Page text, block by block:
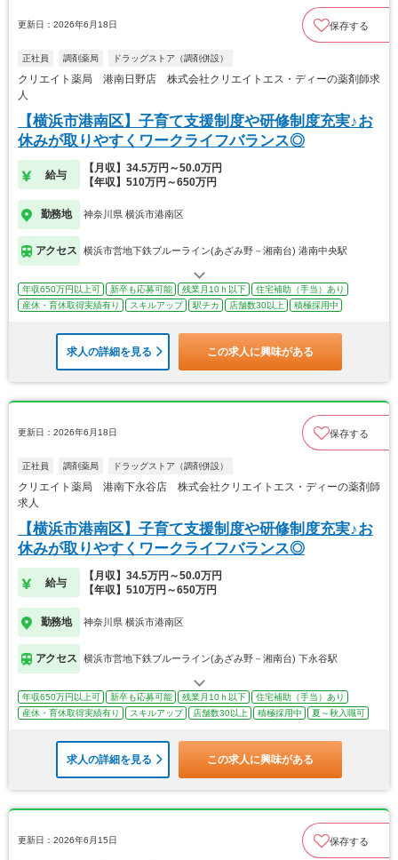
更新日：2026年6月18日 保存する
正社員 調剤薬局 ドラッグストア（調剤併設）
クリエイト薬局 港南日野店 株式会社クリエイトエス・ディーの薬剤師求
人
【横浜市港南区】子育て支援制度や研修制度充実♪お
休みが取りやすくワークライフバランス◎
給与
【月収】34.5万円～50.0万円
【年収】510万円～650万円
勤務地 神奈川県 横浜市港南区
アクセス 横浜市営地下鉄ブルーライン(あざみ野－湘南台) 港南中央駅
年収650万円以上可 新卒も応募可能 残業月10ｈ以下
住宅補助（手当）あり
産休・育休取得実績有り
スキルアップ 駅チカ 店舗数30以上 積極採用中
求人の詳細を見る この求人に興味がある
更新日：2026年6月18日 保存する
正社員 調剤薬局 ドラッグストア（調剤併設）
クリエイト薬局 港南下永谷店 株式会社クリエイトエス・ディーの薬剤師
求人
【横浜市港南区】子育て支援制度や研修制度充実♪お
休みが取りやすくワークライフバランス◎
給与
【月収】34.5万円～50.0万円
【年収】510万円～650万円
勤務地 神奈川県 横浜市港南区
アクセス 横浜市営地下鉄ブルーライン(あざみ野－湘南台) 下永谷駅
年収650万円以上可 新卒も応募可能 残業月10ｈ以下
住宅補助（手当）あり
産休・育休取得実績有り
スキルアップ 店舗数30以上 積極採用中 夏～秋入職可
求人の詳細を見る この求人に興味がある
更新日：2026年6月15日 保存する